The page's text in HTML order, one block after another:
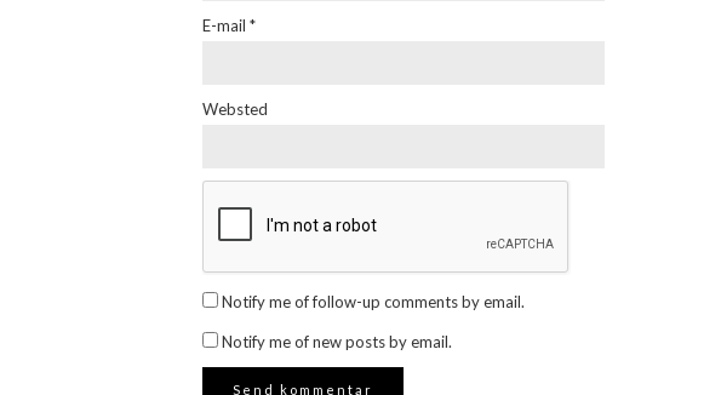
E-mail *
Websted
Notify me of follow-up comments by email.
Notify me of new posts by email.